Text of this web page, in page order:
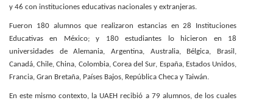
y 46 con instituciones educativas nacionales y extranjeras.
Fueron 180 alumnos que realizaron estancias en 28 Instituciones
Educativas en México; y 180 estudiantes lo hicieron en 18
universidades de Alemania, Argentina, Australia, Bélgica, Brasil,
Canadá, Chile, China, Colombia, Corea del Sur, España, Estados Unidos,
Francia, Gran Bretaña, Países Bajos, República Checa y Taiwán.
En este mismo contexto, la UAEH recibió a 79 alumnos, de los cuales